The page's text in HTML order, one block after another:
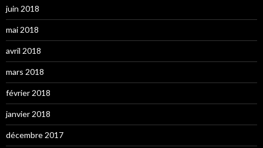
juin 2018
mai 2018
avril 2018
mars 2018
février 2018
janvier 2018
décembre 2017